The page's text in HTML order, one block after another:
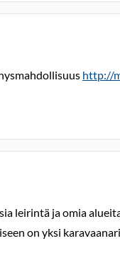
http://
leirintä ja omia
on yksi